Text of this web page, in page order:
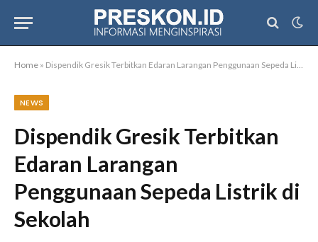
Home » Dispendik Gresik Terbitkan Edaran Larangan Penggunaan Sepeda Listrik di Sekolah
NEWS
Dispendik Gresik Terbitkan
Edaran Larangan
Penggunaan Sepeda Listrik di
Sekolah